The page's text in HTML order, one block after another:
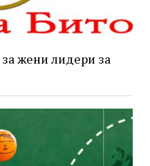
жени лидери за